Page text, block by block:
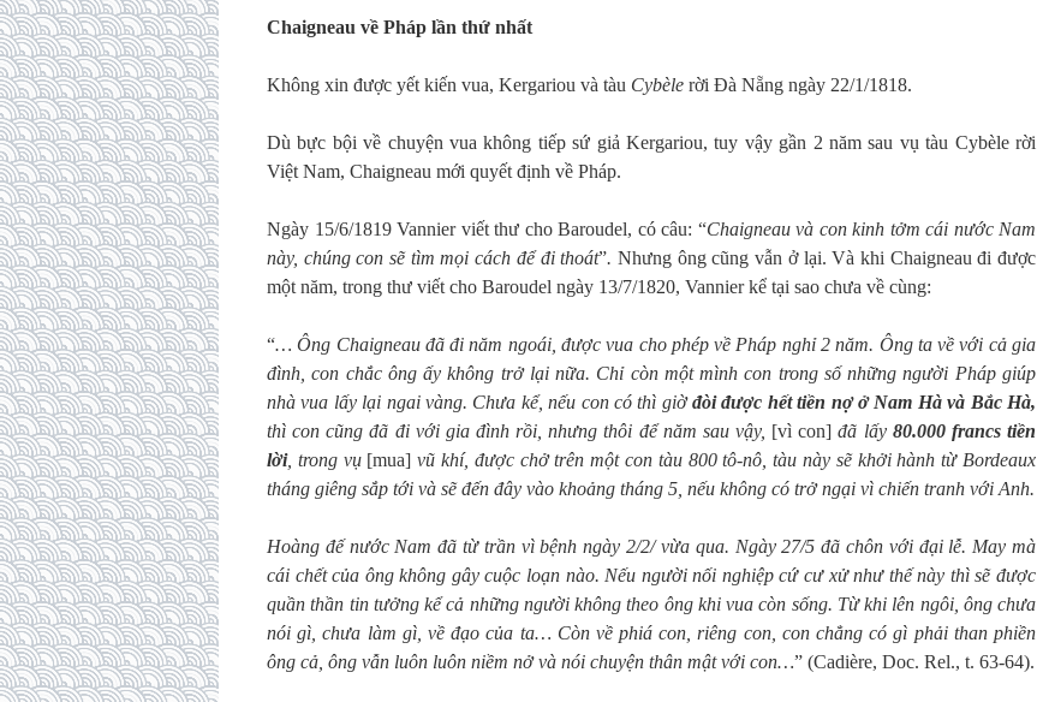
Chaigneau về Pháp lần thứ nhất
Không xin được yết kiến vua, Kergariou và tàu Cybèle rời Đà Nẵng ngày 22/1/1818.
Dù bực bội về chuyện vua không tiếp sứ giả Kergariou, tuy vậy gần 2 năm sau vụ tàu Cybèle rời
Việt Nam, Chaigneau mới quyết định về Pháp.
Ngày 15/6/1819 Vannier viết thư cho Baroudel, có câu: “Chaigneau và con kinh tởm cái nước Nam
này, chúng con sẽ tìm mọi cách để đi thoát”.Nhưng ông cũng vẫn ở lại. Và khi Chaigneau đi được
một năm, trong thư viết cho Baroudel ngày 13/7/1820, Vannier kể tại sao chưa về cùng:
“… Ông Chaigneau đã đi năm ngoái, được vua cho phép về Pháp nghỉ 2 năm. Ông ta về với cả gia
đình, con chắc ông ấy không trở lại nữa. Chỉ còn một mình con trong số những người Pháp giúp
nhà vua lấy lại ngai vàng. Chưa kể, nếu con có thì giờđòi được hết tiền nợ ở Nam Hà và Bắc Hà,
thì con cũng đã đi với gia đình rồi, nhưng thôi để năm sau vậy, [vì con] đã lấy 80.000 francs tiền
lời, trong vụ [mua] vũ khí, được chở trên một con tàu 800 tô-nô, tàu này sẽ khởi hành từ Bordeaux
tháng giêng sắp tới và sẽ đến đây vào khoảng tháng 5, nếu không có trở ngại vì chiến tranh với Anh.
Hoàng đế nước Nam đã từ trần vì bệnh ngày 2/2/ vừa qua. Ngày 27/5 đã chôn với đại lễ. May mà
cái chết của ông không gây cuộc loạn nào. Nếu người nối nghiệp cứ cư xử như thế này thì sẽ được
quần thần tin tưởng kể cả những người không theo ông khi vua còn sống. Từ khi lên ngôi, ông chưa
nói gì, chưa làm gì, về đạo của ta… Còn về phiá con, riêng con, con chẳng có gì phải than phiền
ông cả, ông vẫn luôn luôn niềm nở và nói chuyện thân mật với con…” (Cadière, Doc. Rel., t. 63-64).